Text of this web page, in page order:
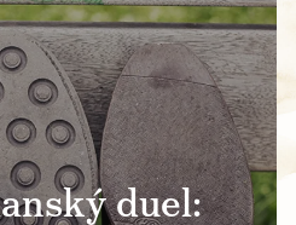
duel: